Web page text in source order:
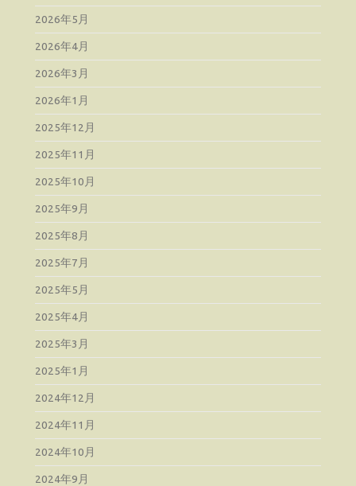
2026年5月
2026年4月
2026年3月
2026年1月
2025年12月
2025年11月
2025年10月
2025年9月
2025年8月
2025年7月
2025年5月
2025年4月
2025年3月
2025年1月
2024年12月
2024年11月
2024年10月
2024年9月